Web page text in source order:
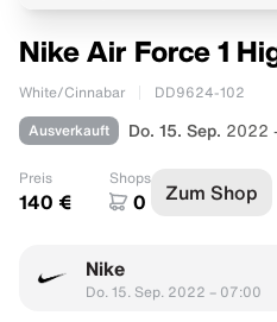
Nike Air Force 1
White/Cinnabar DD9624-102
Ausverkauft Do. 15. Sep. 2022
Preis
140 €
Shops
0 Zum Shop
Nike
Do. 15. Sep. 2022 – 07:00